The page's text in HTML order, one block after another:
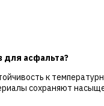
для асфальта?
к
сохраняют